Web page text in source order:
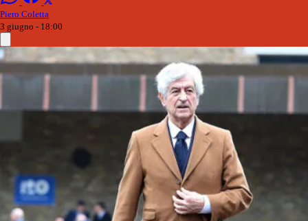
Piero Coletta
3 giugno - 18:00